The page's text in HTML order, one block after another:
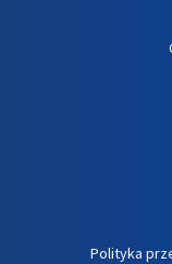
Polityka